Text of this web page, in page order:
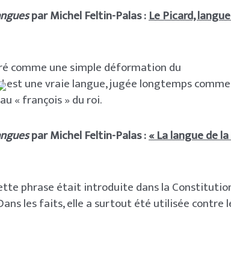
par Michel Feltin-Palas :Le Picard,
comme une simple déformation du
est une vraie langue, jugée longtemps
« françois » du roi.
par Michel Feltin-Palas :« La langue de
phrase était introduite dans la
les faits, elle a surtout été utilisée contre